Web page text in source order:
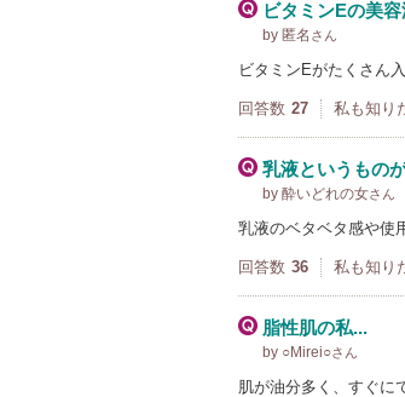
ビタミンEの美
by 匿名 さん
ビタミンEがたくさん
回答数 27 私も知り
乳液というもの
by 酔いどれの女さん
乳液のベタベタ感や使
回答数 36 私も知り
脂性肌の私...
by ○Mirei○さん
肌が油分多く、すぐに